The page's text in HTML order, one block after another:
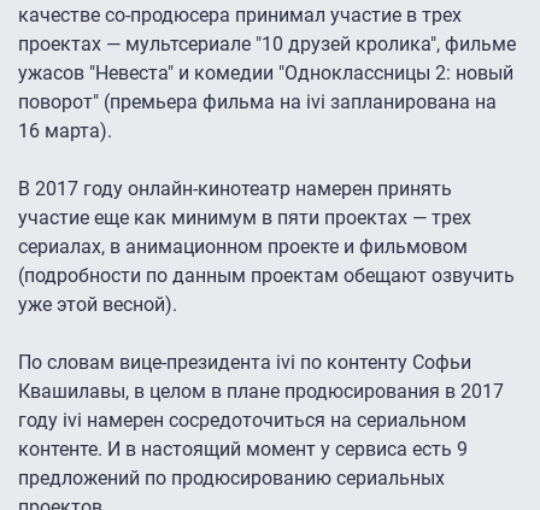
качестве со-продюсера принимал участие в трех
проектах — мультсериале "10 друзей кролика", фильме
ужасов "Невеста" и комедии "Одноклассницы 2: новый
поворот" (премьера фильма на ivi запланирована на
16 марта).
В 2017 году онлайн-кинотеатр намерен принять
участие еще как минимум в пяти проектах — трех
сериалах, в анимационном проекте и фильмовом
(подробности по данным проектам обещают озвучить
уже этой весной).
По словам вице-президента ivi по контенту Софьи
Квашилавы, в целом в плане продюсирования в 2017
году ivi намерен сосредоточиться на сериальном
контенте. И в настоящий момент у сервиса есть 9
предложений по продюсированию сериальных